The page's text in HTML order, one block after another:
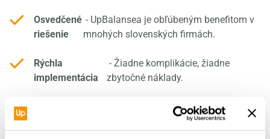
Osvedčené
riešenie
- UpBalansea je obľúbeným benefitom v
mnohých slovenských firmách.
Rýchla
implementácia
- Žiadne komplikácie, žiadne
zbytočné náklady.
- Podporujete zdravý a
udržateľný životný štýl.